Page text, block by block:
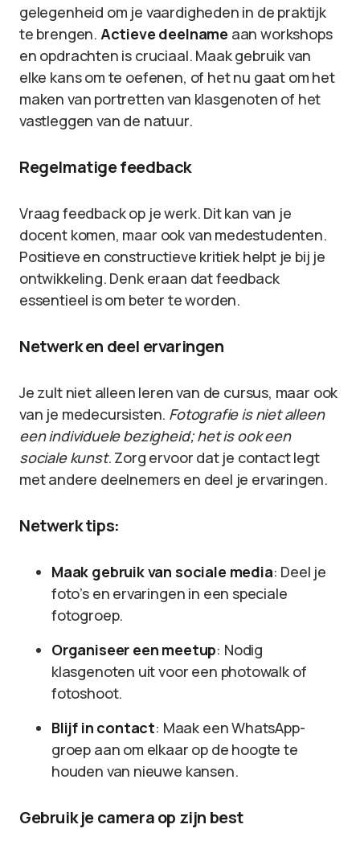
gelegenheid om je vaardigheden in de praktijk
te brengen. Actieve deelname aan workshops
en opdrachten is cruciaal. Maak gebruik van
elke kans om te oefenen, of het nu gaat om het
maken van portretten van klasgenoten of het
vastleggen van de natuur.
Regelmatige feedback
Vraag feedback op je werk. Dit kan van je
docent komen, maar ook van medestudenten.
Positieve en constructieve kritiek helpt je bij je
ontwikkeling. Denk eraan dat feedback
essentieel is om beter te worden.
Netwerk en deel ervaringen
Je zult niet alleen leren van de cursus, maar ook
van je medecursisten. Fotografie is niet alleen
een individuele bezigheid; het is ook een
sociale kunst. Zorg ervoor dat je contact legt
met andere deelnemers en deel je ervaringen.
Netwerk tips:
Maak gebruik van sociale media: Deel je
foto’s en ervaringen in een speciale
fotogroep.
Organiseer een meetup: Nodig
klasgenoten uit voor een photowalk of
fotoshoot.
Blijf in contact: Maak een WhatsApp-
groep aan om elkaar op de hoogte te
houden van nieuwe kansen.
Gebruik je camera op zijn best